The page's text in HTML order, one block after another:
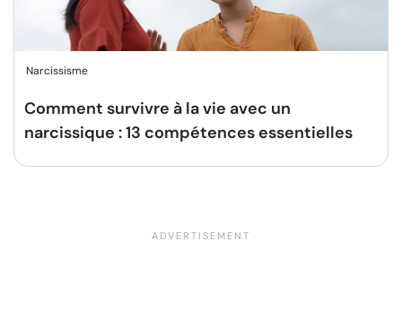
Narcissisme
Comment survivre à la vie avec un
narcissique : 13 compétences essentielles